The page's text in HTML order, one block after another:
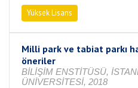
Yüksek Lisans
Milli park ve tabiat parkı
öneriler
BİLİŞİM ENSTİTÜSÜ,
ÜNİVERSİTESİ, 2018